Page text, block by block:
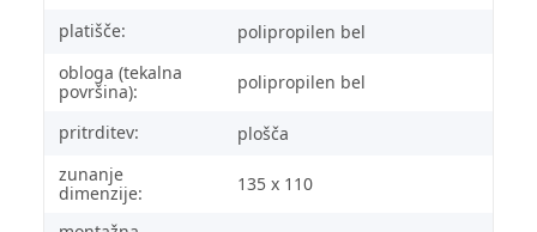
platišče:
polipropilen bel
obloga (tekalna
površina):
polipropilen bel
pritrditev:
plošča
zunanje
dimenzije:
135 x 110